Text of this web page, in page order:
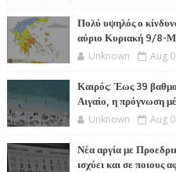
Πολύ υψηλός ο
αύριο Κυριακή 9/8-
Unknown Aug
Καιρός: Έως 39
Αιγαίο, η πρόγνωση
Unknown Aug
Νέα αργία με
ισχύει και σε ποιους